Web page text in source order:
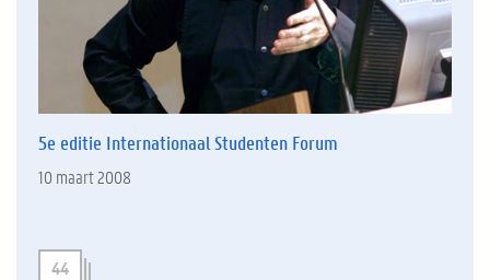
5e editie Internationaal Studenten Forum
10 maart 2008
44